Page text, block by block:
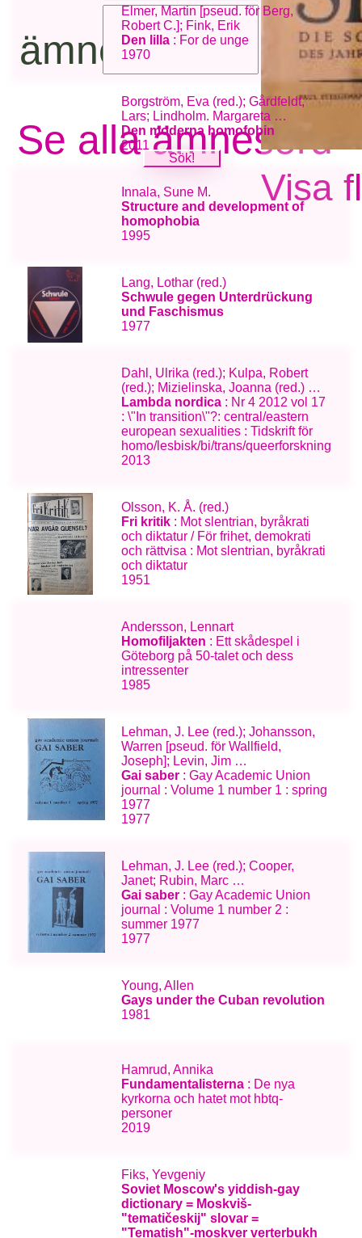
ämnesord:
Se alla ämnesord
Visa
Elmer, Martin [pseud. för Berg,
Robert C.]; Fink, Erik
Den lilla : For de unge
1970
Borgström, Eva (red.); Gårdfeldt,
Lars; Lindholm. Margareta …
Den moderna homofobin
2011
Innala, Sune M.
Structure and development of
homophobia
1995
Lang, Lothar (red.)
Schwule gegen Unterdrückung
und Faschismus
1977
Dahl, Ulrika (red.); Kulpa, Robert
(red.); Mizielinska, Joanna (red.) …
Lambda nordica : Nr 4 2012 vol 17
: \"In transition\"?: central/eastern
european sexualities : Tidskrift för
homo/lesbisk/bi/trans/queerforskning
2013
Olsson, K. Å. (red.)
Fri kritik : Mot slentrian, byråkrati
och diktatur / För frihet, demokrati
och rättvisa : Mot slentrian, byråkrati
och diktatur
1951
Andersson, Lennart
Homofiljakten : Ett skådespel i
Göteborg på 50-talet och dess
intressenter
1985
Lehman, J. Lee (red.); Johansson,
Warren [pseud. för Wallfield,
Joseph]; Levin, Jim …
Gai saber : Gay Academic Union
journal : Volume 1 number 1 : spring
1977
1977
Lehman, J. Lee (red.); Cooper,
Janet; Rubin, Marc …
Gai saber : Gay Academic Union
journal : Volume 1 number 2 :
summer 1977
1977
Young, Allen
Gays under the Cuban revolution
1981
Hamrud, Annika
Fundamentalisterna : De nya
kyrkorna och hatet mot hbtq-
personer
2019
Fiks, Yevgeniy
Soviet Moscow's yiddish-gay
dictionary = Moskviš-
"tematičeskij" slovar =
"Tematish"-moskver verterbukh